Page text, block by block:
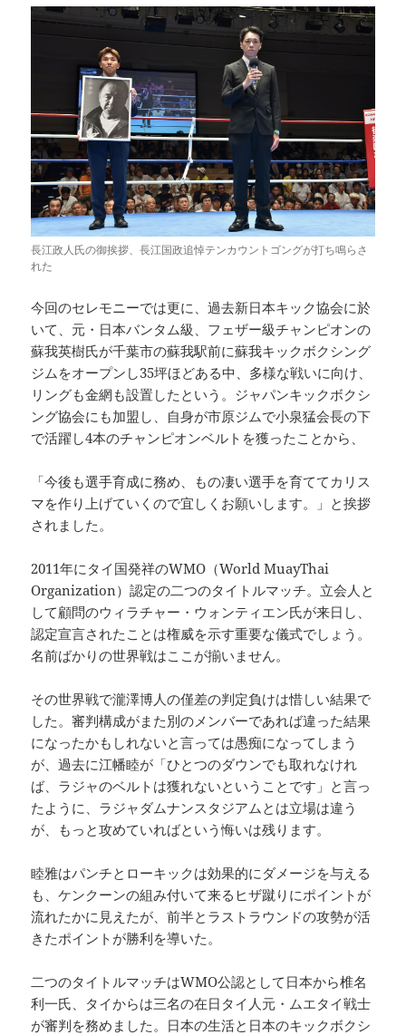
長江政人氏の御挨拶、長江国政追悼テンカウントゴングが打ち鳴らさ
れた
今回のセレモニーでは更に、過去新日本キック協会に於
いて、元・日本バンタム級、フェザー級チャンピオンの
蘇我英樹氏が千葉市の蘇我駅前に蘇我キックボクシング
ジムをオープンし35坪ほどある中、多様な戦いに向け、
リングも金網も設置したという。ジャパンキックボクシ
ング協会にも加盟し、自身が市原ジムで小泉猛会長の下
で活躍し4本のチャンピオンベルトを獲ったことから、
「今後も選手育成に務め、もの凄い選手を育ててカリス
マを作り上げていくので宜しくお願いします。」と挨拶
されました。
2011年にタイ国発祥のWMO（World MuayThai
Organization）認定の二つのタイトルマッチ。立会人と
して顧問のウィラチャー・ウォンティエン氏が来日し、
認定宣言されたことは権威を示す重要な儀式でしょう。
名前ばかりの世界戦はここが揃いません。
その世界戦で瀧澤博人の僅差の判定負けは惜しい結果で
した。審判構成がまた別のメンバーであれば違った結果
になったかもしれないと言っては愚痴になってしまう
が、過去に江幡睦が「ひとつのダウンでも取れなけれ
ば、ラジャのベルトは獲れないということです」と言っ
たように、ラジャダムナンスタジアムとは立場は違う
が、もっと攻めていればという悔いは残ります。
睦雅はパンチとローキックは効果的にダメージを与える
も、ケンクーンの組み付いて来るヒザ蹴りにポイントが
流れたかに見えたが、前半とラストラウンドの攻勢が活
きたポイントが勝利を導いた。
二つのタイトルマッチはWMO公認として日本から椎名
利一氏、タイからは三名の在日タイ人元・ムエタイ戦士
が審判を務めました。日本の生活と日本のキックボクシ